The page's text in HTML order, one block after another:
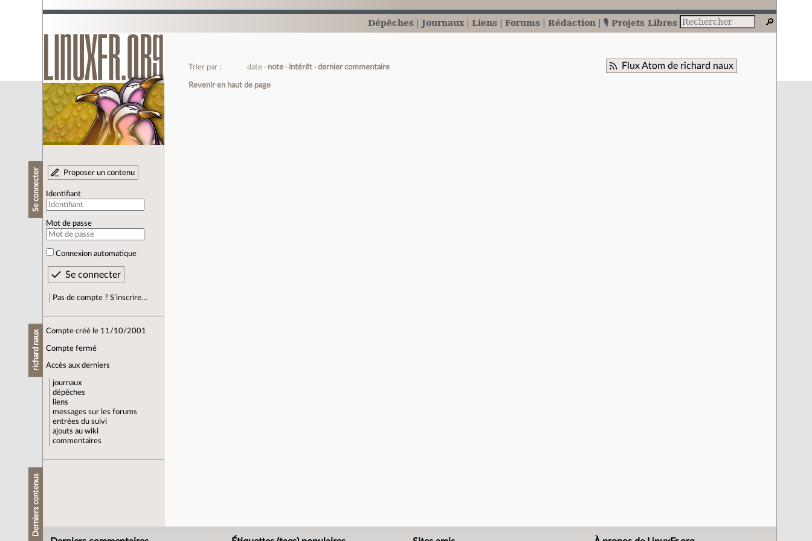
Dépêches Journaux Liens Forums Rédaction 🎙️ Projets Libres
Se connecter Proposer un contenu
Identifiant
Mot de passe
Connexion automatique
Pas de compte ? S’inscrire…
richard naux Compte créé le 11/10/2001
Compte fermé
Accès aux derniers
journaux
dépêches
liens
messages sur les forums
entrées du suivi
ajouts au wiki
commentaires
Derniers contenus
Flux Atom de richard naux
Trier par : date note intérêt dernier commentaire
Revenir en haut de page